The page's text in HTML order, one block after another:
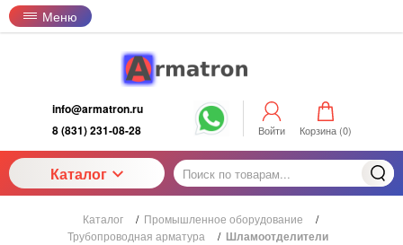
Меню
info@armatron.ru
8 (831) 231-08-28
Войти Корзина (0)
Каталог
Каталог / Промышленное оборудование
/
Трубопроводная арматура
/ Шламоотделители